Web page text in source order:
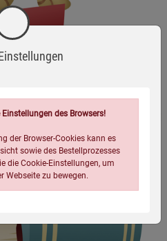
des Browsers!
der Browser-Cookies kann es
sowie des Bestellprozesses
die Cookie-Einstellungen, um
Webseite zu bewegen.